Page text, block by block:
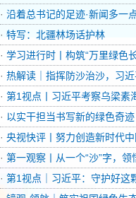
· 沿着总书记的足迹·新闻多一
· 特写：北疆林场话护林
· 学习进行时丨构筑“万里绿色
· 热解读｜指挥防沙治沙，习
· 第1视点丨习近平考察乌梁素
· 以实干担当书写新的绿色奇
· 央视快评丨努力创造新时代
· 第一观察丨从一个“沙”字，
· 第1视点｜习近平：守护好这